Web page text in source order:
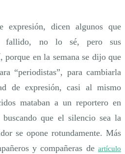
expresión, dicen algunos que
fallido, no lo sé, pero sus
porque en la semana se dijo que
“periodistas”, para cambiarla
de expresión, casi al mismo
mataban a un reportero en
buscando que el silencio sea la
se opone rotundamente. Más
y compañeras de artículo